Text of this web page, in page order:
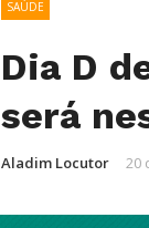
SAÚDE
Dia D
será
Aladim Locutor 20